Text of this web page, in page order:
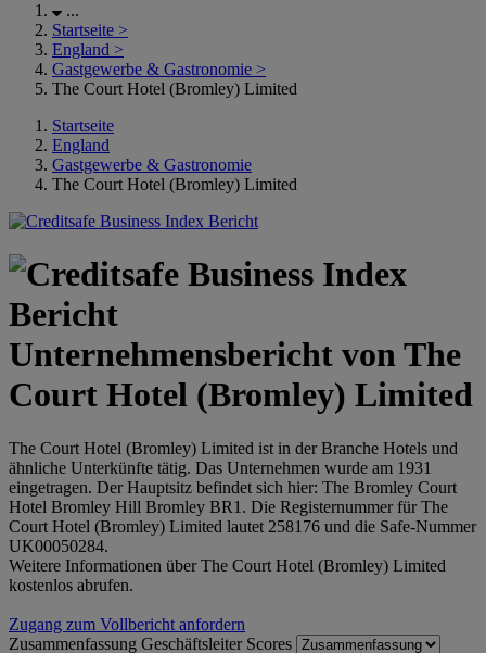
...
Startseite >
England >
Gastgewerbe & Gastronomie >
The Court Hotel (Bromley) Limited
Startseite
England
Gastgewerbe & Gastronomie
The Court Hotel (Bromley) Limited
Unternehmensbericht von The
Court Hotel (Bromley) Limited
The Court Hotel (Bromley) Limited ist in der Branche Hotels und
ähnliche Unterkünfte tätig. Das Unternehmen wurde am 1931
eingetragen. Der Hauptsitz befindet sich hier: The Bromley Court
Hotel Bromley Hill Bromley BR1. Die Registernummer für The
Court Hotel (Bromley) Limited lautet 258176 und die Safe-Nummer
UK00050284.
Weitere Informationen über The Court Hotel (Bromley) Limited
kostenlos abrufen.
Zugang zum Vollbericht anfordern
Zusammenfassung Geschäftsleiter Scores